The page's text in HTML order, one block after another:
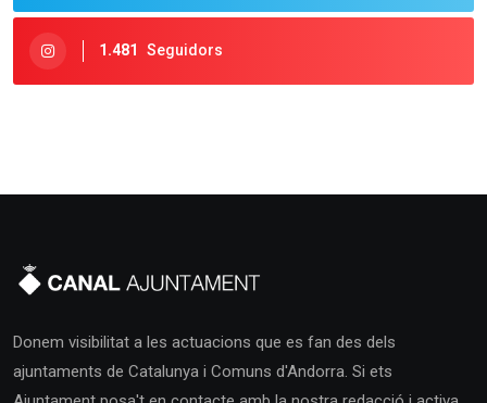
1.481 Seguidors
Donem visibilitat a les actuacions que es fan des dels
ajuntaments de Catalunya i Comuns d'Andorra. Si ets